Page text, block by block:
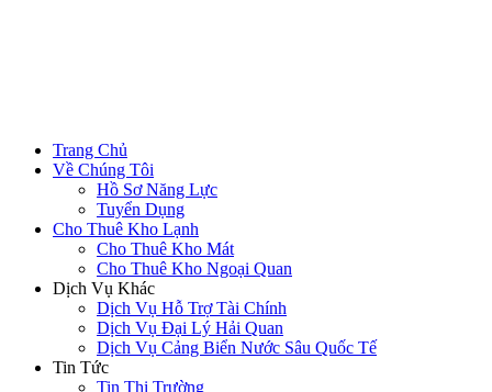
Trang Chủ
Về Chúng Tôi
Hồ Sơ Năng Lực
Tuyển Dụng
Cho Thuê Kho Lạnh
Cho Thuê Kho Mát
Cho Thuê Kho Ngoại Quan
Dịch Vụ Khác
Dịch Vụ Hỗ Trợ Tài Chính
Dịch Vụ Đại Lý Hải Quan
Dịch Vụ Cảng Biển Nước Sâu Quốc Tế
Tin Tức
Tin Thị Trường